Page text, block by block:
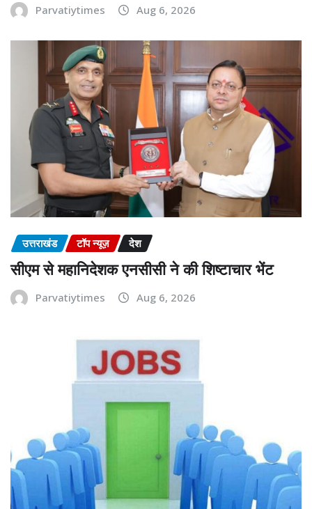
Parvatiytimes Aug 6, 2026
उत्तराखंड टॉप न्यूज़ देश
सीएम से महानिदेशक एनसीसी ने की शिष्टाचार भेंट
Parvatiytimes Aug 6, 2026